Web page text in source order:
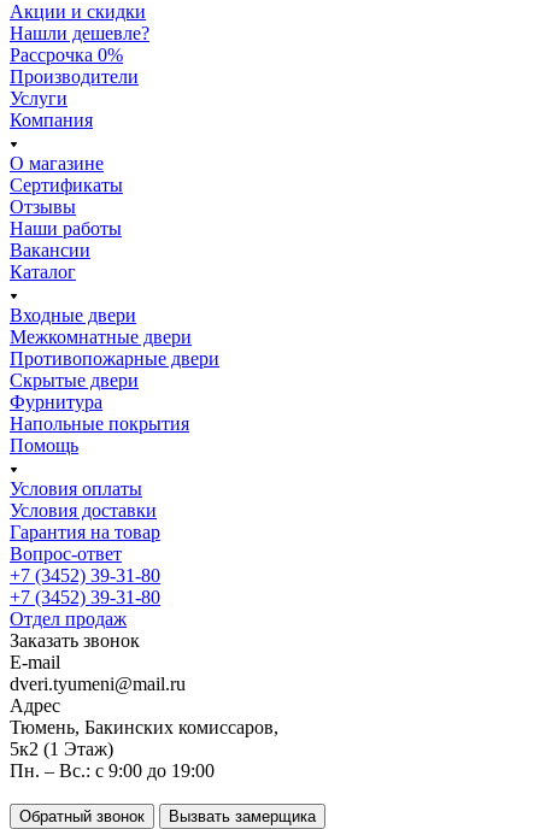
Акции и скидки
Нашли дешевле?
Рассрочка 0%
Производители
Услуги
Компания
О магазине
Сертификаты
Отзывы
Наши работы
Вакансии
Каталог
Входные двери
Межкомнатные двери
Противопожарные двери
Скрытые двери
Фурнитура
Напольные покрытия
Помощь
Условия оплаты
Условия доставки
Гарантия на товар
Вопрос-ответ
+7 (3452) 39-31-80
+7 (3452) 39-31-80
Отдел продаж
Заказать звонок
E-mail
dveri.tyumeni@mail.ru
Адрес
Тюмень, Бакинских комиссаров,
5к2 (1 Этаж)
Пн. – Вс.: с 9:00 до 19:00
Обратный звонок Вызвать замерщика